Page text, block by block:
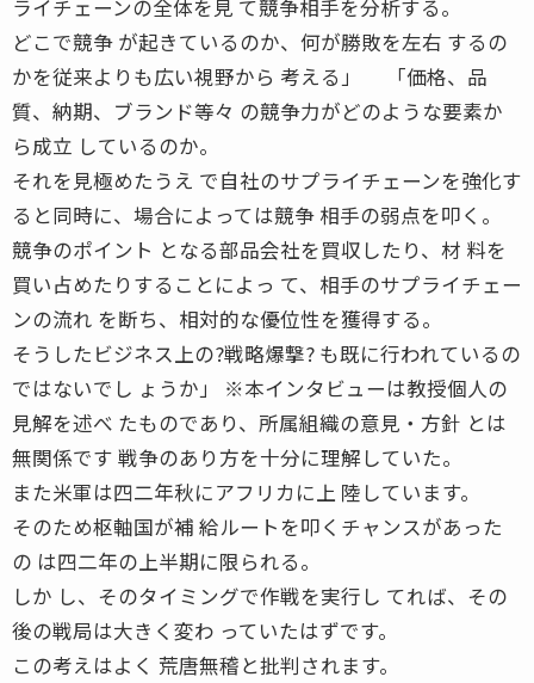
ライチェーンの全体を見 て競争相手を分析する。
どこで競争 が起きているのか、何が勝敗を左右 するの
かを従来よりも広い視野から 考える」 「価格、品
質、納期、ブランド等々 の競争力がどのような要素か
ら成立 しているのか。
それを見極めたうえ で自社のサプライチェーンを強化す
ると同時に、場合によっては競争 相手の弱点を叩く。
競争のポイント となる部品会社を買収したり、材 料を
買い占めたりすることによっ て、相手のサプライチェー
ンの流れ を断ち、相対的な優位性を獲得する。
そうしたビジネス上の?戦略爆撃? も既に行われているの
ではないでし ょうか」 ※本インタビューは教授個人の
見解を述べ たものであり、所属組織の意見・方針 とは
無関係です 戦争のあり方を十分に理解していた。
また米軍は四二年秋にアフリカに上 陸しています。
そのため枢軸国が補 給ルートを叩くチャンスがあった
の は四二年の上半期に限られる。
しか し、そのタイミングで作戦を実行し てれば、その
後の戦局は大きく変わ っていたはずです。
この考えはよく 荒唐無稽と批判されます。